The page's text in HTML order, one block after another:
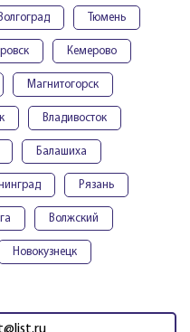
Волгоград Тюмень
Кемерово
Магнитогорск
Владивосток
Балашиха
Рязань
Волжский
Новокузнецк